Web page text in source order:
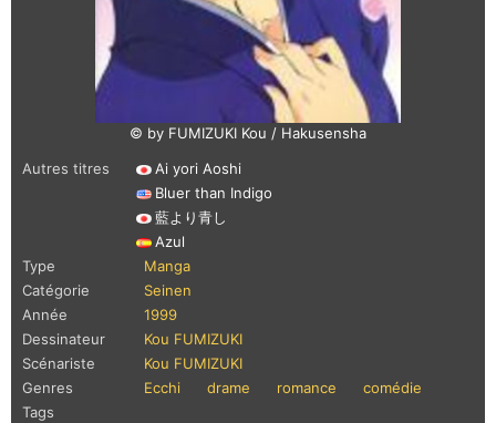
© by FUMIZUKI Kou / Hakusensha
Autres titres
Ai yori Aoshi
Bluer than Indigo
藍より青し
Azul
Type
Manga
Catégorie
Seinen
Année
1999
Dessinateur
Kou FUMIZUKI
Scénariste
Kou FUMIZUKI
Genres
Ecchi drame romance
comédie
Tags